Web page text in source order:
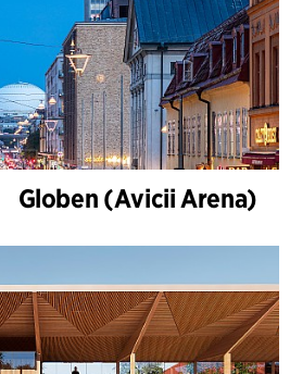
Globen (Avicii Arena)